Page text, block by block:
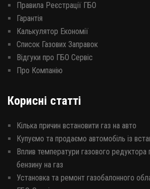
Правила Реєстрації ГБО
Гарантія
Калькулятор Економії
Список Газових Заправок
Відгуки про ГБО Сервіс
Про Компанію
Корисні статті
Кілька причин встановити газ на авто
Купуємо та продаємо автомобіль із
Вплив температури газового редуктора
бензину на газ
Установка та ремонт газобалонного